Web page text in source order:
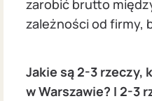
zarobić brutto
zależności od firmy,
Jakie są 2-3 rzeczy,
w Warszawie? I 2-3